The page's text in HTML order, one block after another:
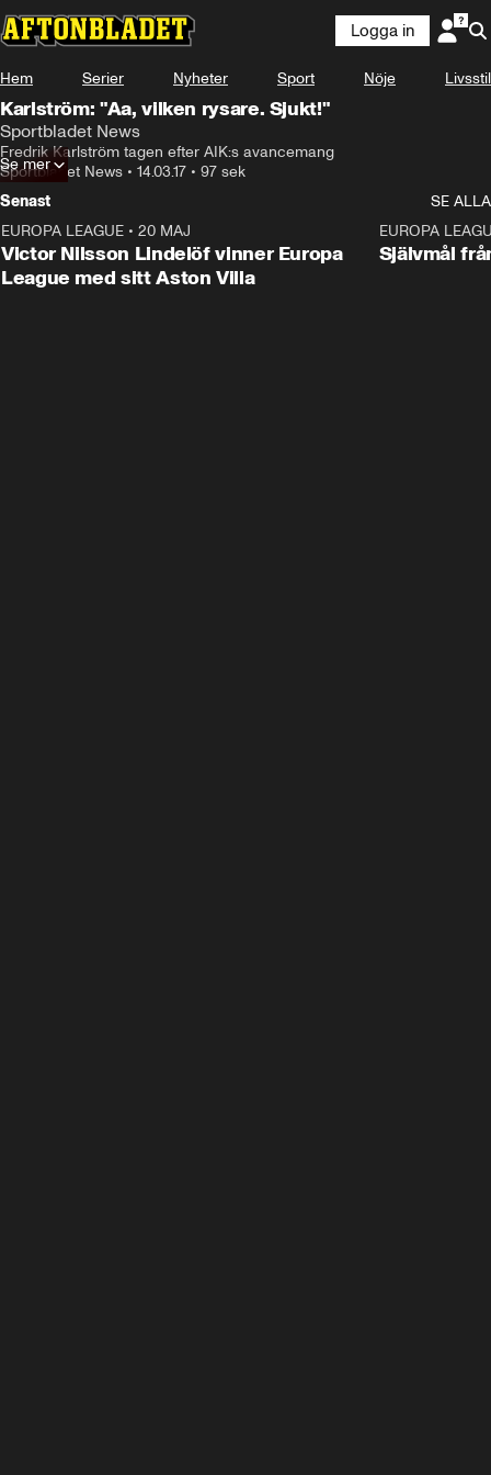
Logga in
Hem Serier Nyheter Sport Nöje Livsstil
Karlström: "Aa, vilken rysare. Sjukt!"
Sportbladet News
Fredrik Karlström tagen efter AIK:s avancemang
Sportbladet News • 14.03.17 • 97 sek
Se mer
Senast
SE ALLA
EUROPA LEAGUE • 20 MAJ
Victor Nilsson Lindelöf vinner Europa
League med sitt Aston Villa
EUROPA
Självmål